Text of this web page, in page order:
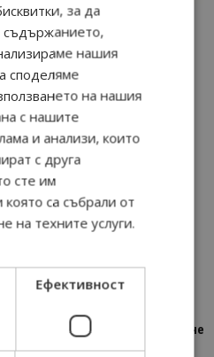
от…”: Петрич – Изживяване
за да
съдържанието,
нашия
споделяме
на нашия
с нашите
и анализи, които
с друга
сте им
са събрали от
на техните услуги.
Ефективност